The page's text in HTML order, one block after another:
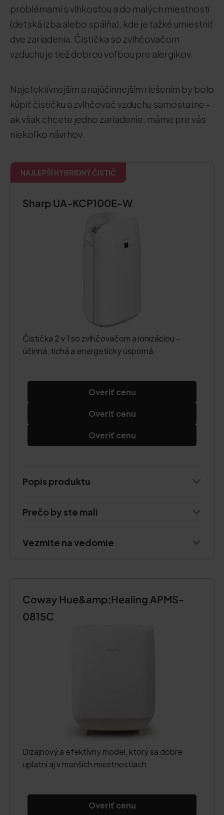
problémami s vlhkosťou a do malých miestností
(detská izba alebo spálňa), kde je ťažké umiestniť
dve zariadenia. Čistička so zvlhčovačom
vzduchu je tiež dobrou voľbou pre alergikov.
Najefektívnejším a najúčinnejším riešením by bolo
kúpiť čističku a zvlhčovač vzduchu samostatne -
ak však chcete jedno zariadenie, máme pre vás
niekoľko návrhov.
NAJLEPŠÍ HYBRIDNÝ ČISTIČ
Sharp UA-KCP100E-W
Čistička 2 v 1 so zvlhčovačom a ionizáciou -
účinná, tichá a energeticky úsporná.
Overiť cenu
Overiť cenu
Overiť cenu
Popis produktu
Prečo by ste mali
Vezmite na vedomie
Coway Hue&amp;Healing APMS-
0815C
Dizajnový a efektívny model, ktorý sa dobre
uplatní aj v menších miestnostiach.
Overiť cenu